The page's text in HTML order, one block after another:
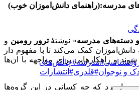
مدرسه:(راهنمای دانش‌اموزان خوب)
و دسته‌های مدرسه» نوشتهٔترور رومین و
دانش‌اموزان کمک می‌کند تا با مفهوم دار
و راهکارهایی برای مواجهه با ان‌ها
می‌اموزد که چه کسانی در این گروه‌ها
#مدرسه#چالش‌های
و نوجوان#قلدری# انتشارات